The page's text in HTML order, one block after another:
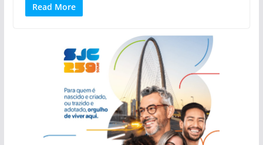
Read More